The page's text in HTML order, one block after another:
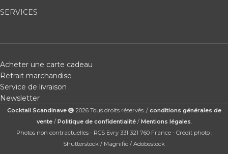
SERVICES
Acheter une carte cadeau
Retrait marchandise
Service de livraison
Newsletter
Cocktail Scandinave 2026 Tous droits réservés. / conditions générales de
vente/ Politique de confidentialité/ Mentions légales
Photos non contractuelles - RCS Evry 331 321 760 France - Crédit photo :
Shutterstock / Magnific / Adobestock